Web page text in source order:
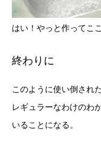
はい！やっと作ってこ
終わりに
このように使い倒され
レギュラーなわけのわ
いることになる。